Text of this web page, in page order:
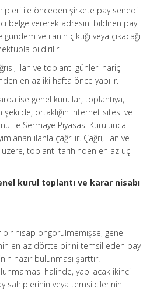
ile önceden şirkete pay senedi
belge vererek adresini bildiren pay
ve ilanın çıktığı veya çıkacağı
bildirilir.
ilan ve toplantı günleri hariç
en az iki hafta önce yapılır.
ise genel kurullar, toplantıya,
ortaklığın internet sitesi ve
ile Sermaye Piyasası Kurulunca
ilanla çağrılır. Çağrı, ilan ve
toplantı tarihinden en az üç
kurul toplantı ve karar nisabı
bir nisap öngörülmemişse, genel
en az dörtte birini temsil eden pay
hazır bulunması şarttır.
halinde, yapılacak ikinci
sahiplerinin veya temsilcilerinin